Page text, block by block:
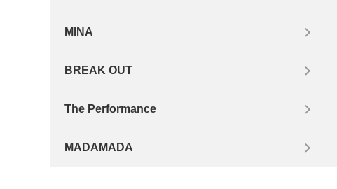
MINA
BREAK OUT
The Performance
MADAMADA